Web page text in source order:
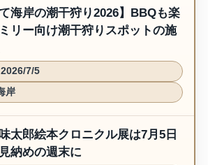
海岸の潮干狩り2026】BBQも楽
リー向け潮干狩りスポットの施
7/5
岸